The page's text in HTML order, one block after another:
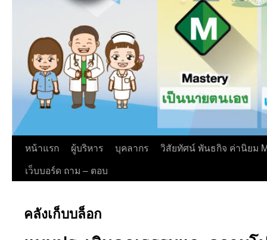
หน้าแรก ผู้บริหาร บุคลากร
วิสัยทัศน์ พันธกิจ ค่านิยม
เว็บบอร์ด ถาม – ตอบ
คลังเก็บบล็อก